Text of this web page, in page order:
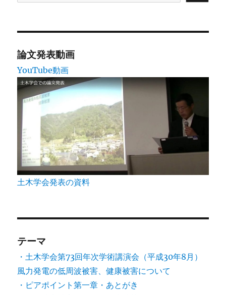
論文発表動画
YouTube動画
土木学会発表の資料
テーマ
・土木学会第73回年次学術講演会（平成30年8月）
風力発電の低周波被害、健康被害について
・ピアポイント第一章・あとがき